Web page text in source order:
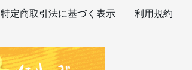
特定商取引法に基づく表示 利用規約